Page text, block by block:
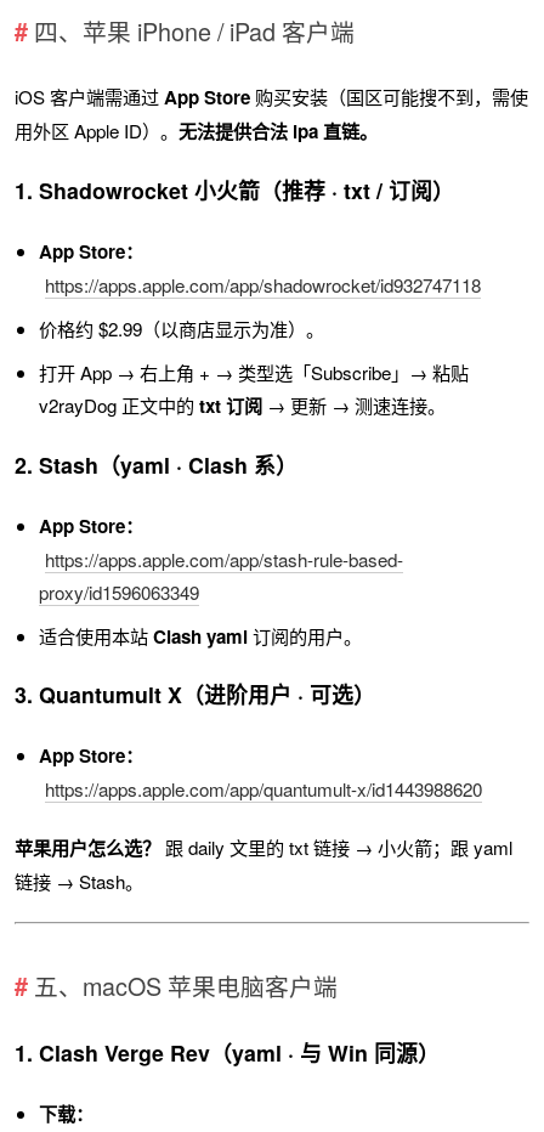
四、苹果 iPhone / iPad 客户端
iOS 客户端需通过App Store 购买安装（国区可能搜不到，需使
用外区 Apple ID）。无法提供合法 ipa 直链。
1. Shadowrocket 小火箭（推荐 · txt / 订阅）
App Store：
https://apps.apple.com/app/shadowrocket/id932747118
价格约 $2.99（以商店显示为准）。
打开 App → 右上角 + → 类型选「Subscribe」→ 粘贴
v2rayDog 正文中的 txt 订阅→ 更新 → 测速连接。
2. Stash（yaml · Clash 系）
App Store：
https://apps.apple.com/app/stash-rule-based-
proxy/id1596063349
适合使用本站Clash yaml订阅的用户。
3. Quantumult X（进阶用户 · 可选）
App Store：
https://apps.apple.com/app/quantumult-x/id1443988620
苹果用户怎么选？ 跟 daily 文里的 txt 链接 → 小火箭；跟 yaml
链接 → Stash。
五、macOS 苹果电脑客户端
1. Clash Verge Rev（yaml · 与 Win 同源）
下载：